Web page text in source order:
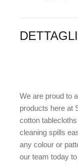
DETTAGLI
We are proud to
products here at
cotton
cleaning spills
any colour or
our team today